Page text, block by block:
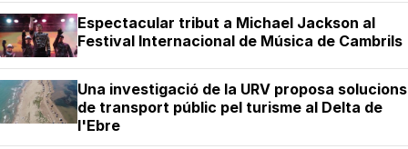
Espectacular tribut a Michael Jackson al
Festival Internacional de Música de Cambrils
Una investigació de la URV proposa solucions
de transport públic pel turisme al Delta de
l'Ebre